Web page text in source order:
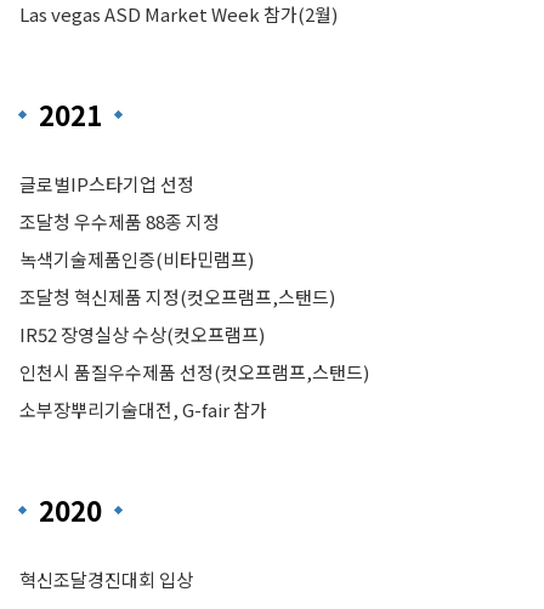
Las vegas ASD Market Week 참가(2월)
2021
글로벌IP스타기업 선정
조달청 우수제품 88종 지정
녹색기술제품인증(비타민램프)
조달청 혁신제품 지정(컷오프램프,스탠드)
IR52 장영실상 수상(컷오프램프)
인천시 품질우수제품 선정(컷오프램프,스탠드)
소부장뿌리기술대전, G-fair 참가
2020
혁신조달경진대회 입상